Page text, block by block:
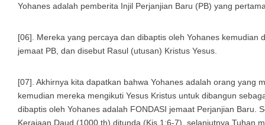
Yohanes adalah pemberita Injil Perjanjian Baru (PB) yang
[06]. Mereka yang percaya dan dibaptis oleh Yohanes kemudian
jemaat PB, dan disebut Rasul (utusan) Kristus Yesus.
[07]. Akhirnya kita dapatkan bahwa Yohanes adalah orang yang
kemudian mereka mengikuti Yesus Kristus untuk dibangun
dibaptis oleh Yohanes adalah FONDASI jemaat Perjanjian Baru.
Kerajaan Daud (1000 th) ditunda (Kis.1:6-7), selanjutnya Tuhan